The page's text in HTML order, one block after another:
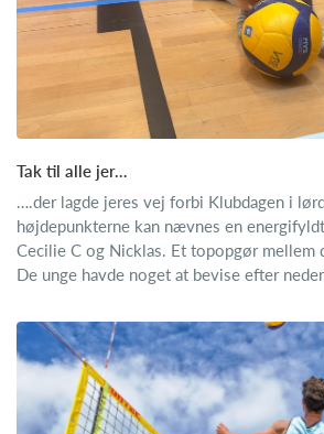
Tak til alle jer…
….der lagde jeres vej forbi Klubdagen i
højdepunkterne kan nævnes en
Cecilie C og Nicklas. Et topopgør mellem
De unge havde noget at bevise efter